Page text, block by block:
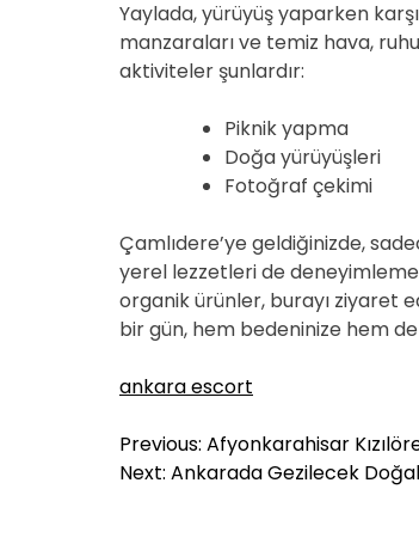
Yaylada, yürüyüş yaparken
manzaraları ve temiz hava,
aktiviteler şunlardır:
Piknik yapma
Doğa yürüyüşleri
Fotoğraf çekimi
Çamlıdere’ye geldiğinizde,
yerel lezzetleri de deneyimleme
organik ürünler, burayı ziyaret
bir gün, hem bedeninize hem
ankara escort
Y
a
Previous: Afyonkarahisar
Next: Ankarada Gezilecek